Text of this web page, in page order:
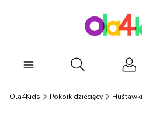
Otwórz
Ola4Kids Pokoik dziecięcy